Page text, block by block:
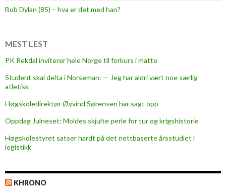
s
r
b
a
t
o
o
Bob Dylan (85) – hva er det med han?
MEST LEST
PK Rekdal inviterer hele Norge til forkurs i matte
Student skal delta i Norseman: — Jeg har aldri vært noe særlig
atletisk
Høgskoledirektør Øyvind Sørensen har sagt opp
Oppdag Julneset: Moldes skjulte perle for tur og krigshistorie
Høgskolestyret satser hardt på det nettbaserte årsstudiet i
logistikk
KHRONO